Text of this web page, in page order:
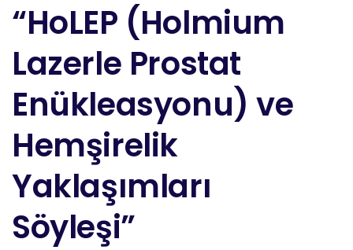
“HoLEP (Holmium
Lazerle Prostat
Enükleasyonu) ve
Hemşirelik
Yaklaşımları
Söyleşi”